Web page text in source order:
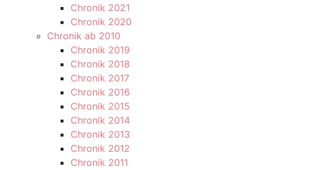
Chronik 2021
Chronik 2020
Chronik ab 2010
Chronik 2019
Chronik 2018
Chronik 2017
Chronik 2016
Chronik 2015
Chronik 2014
Chronik 2013
Chronik 2012
Chronik 2011